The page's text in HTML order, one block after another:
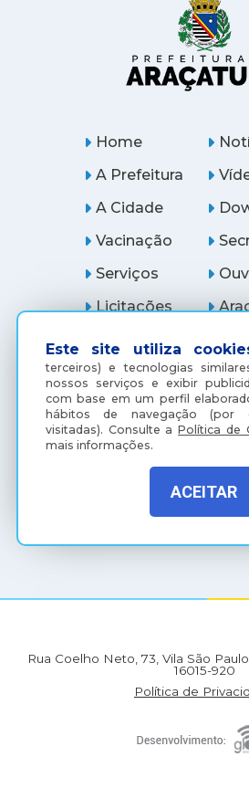
Este site utiliza
terceiros) e tecnologias
nossos serviços e exibir
com base em um perfil
hábitos de navegação (por
visitadas). Consulte aPolítica de
mais informações.
ACEITAR
Home
A Prefeitura
A Cidade
Vacinação
Serviços
Licitações
Rua Coelho Neto, 73, Vila São
16015-920
Política de